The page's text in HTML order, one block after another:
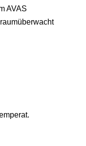
AVAS